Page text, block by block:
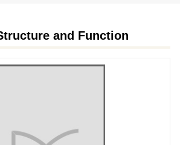
and Function